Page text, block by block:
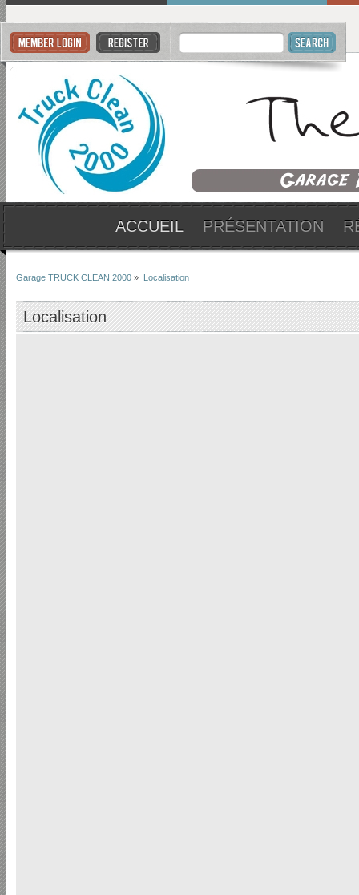
ACCUEIL PRÉSENTATION
Garage TRUCK CLEAN 2000 » Localisation
Localisation